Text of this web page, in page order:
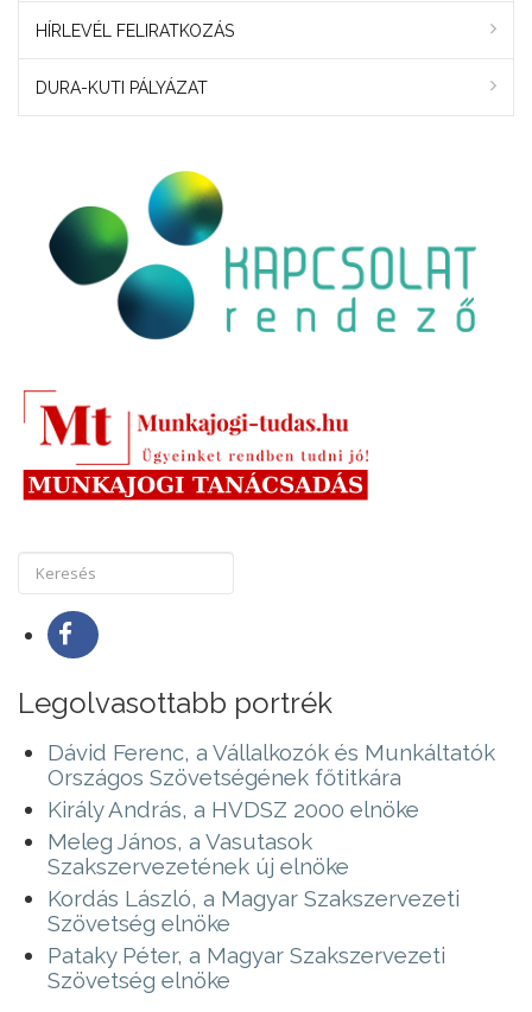
HÍRLEVÉL FELIRATKOZÁS
DURA-KUTI PÁLYÁZAT
Legolvasottabb portrék
Dávid Ferenc, a Vállalkozók és Munkáltatók
Országos Szövetségének főtitkára
Király András, a HVDSZ 2000 elnöke
Meleg János, a Vasutasok
Szakszervezetének új elnöke
Kordás László, a Magyar Szakszervezeti
Szövetség elnöke
Pataky Péter, a Magyar Szakszervezeti
Szövetség elnöke